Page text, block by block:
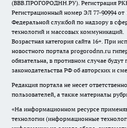
(ВВВ.ПРОГОРОДНН.РУ). Регистрация
Регистрационный номер ЭЛ 77-90994 от
Федеральной службой по надзору в
технологий и массовых коммуникаций.
Возрастная категория сайта 16+. При
новостного портала progorodnn.ru
обязательна, в противном случае
законодательства РФ об авторских и
Редакция портала не несет
пользователей, а также материалы
«На информационном ресурсе
технологии (информационные